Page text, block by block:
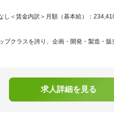
し＜賃金内訳＞月額（基本給）：
クラスを誇り、企画・開発・製造・
求人詳細を見る